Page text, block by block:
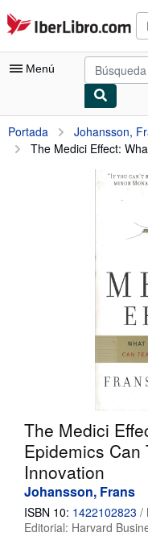
Pasar al contenido principal
IberLibro.com
Menú
Mi cuenta
Consultar mis pedidos
Búsqueda avanzada
Arte y coleccionismo
Portada
Johansson,
The Medici Effect:
The Medici
Epidemics Can
Innovation
Johansson, Frans
ISBN 10: 1422102823 /
Editorial: Harvard